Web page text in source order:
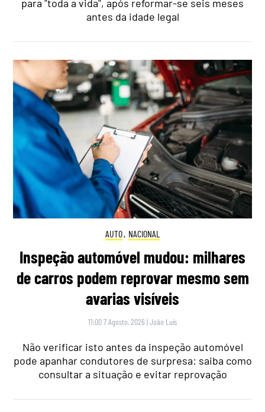
para "toda a vida", após reformar-se seis meses
antes da idade legal
AUTO, NACIONAL
Inspeção automóvel mudou: milhares
de carros podem reprovar mesmo sem
avarias visíveis
11:00 7 Agosto, 2026 |João Luís
Não verificar isto antes da inspeção automóvel
pode apanhar condutores de surpresa: saiba como
consultar a situação e evitar reprovação